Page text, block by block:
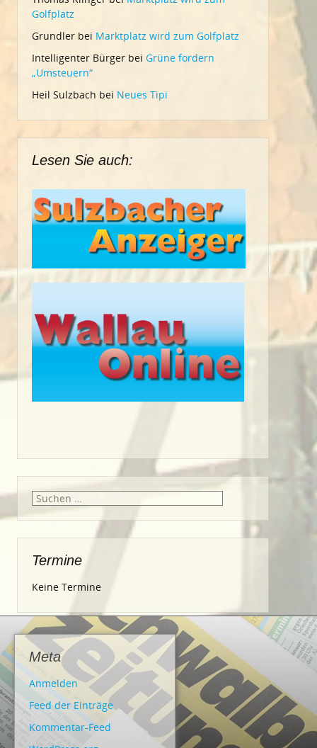
Golfplatz
Grundler bei Marktplatz wird zum Golfplatz
Intelligenter Bürger bei Grüne fordern
„Umsteuern“
Heil Sulzbach bei Neues Tipi
Lesen Sie auch:
Suche
nach:
Termine
Keine Termine
Meta
Anmelden
Feed der Einträge
Kommentar-Feed